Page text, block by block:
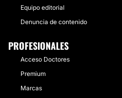
Equipo editorial
Denuncia de contenido
PROFESIONALES
Acceso Doctores
Premium
Marcas